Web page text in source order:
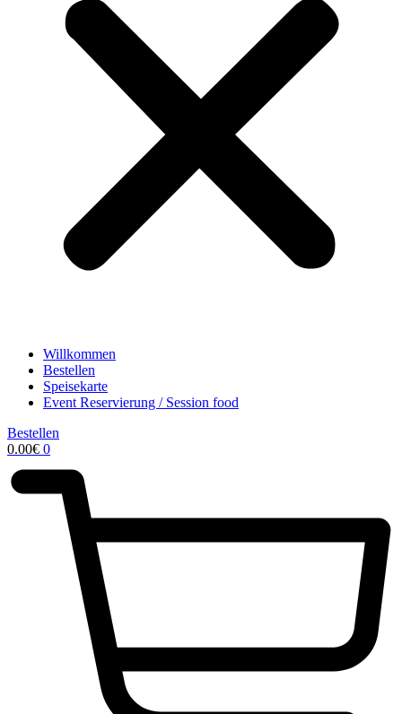
Willkommen
Bestellen
Speisekarte
Event Reservierung / Session food
Bestellen
0.00€ 0